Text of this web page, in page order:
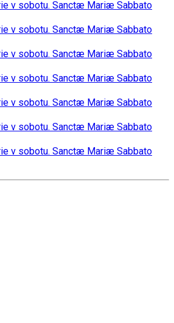
v sobotu. Sanctæ Mariæ Sabbato
v sobotu. Sanctæ Mariæ Sabbato
v sobotu. Sanctæ Mariæ Sabbato
v sobotu. Sanctæ Mariæ Sabbato
v sobotu. Sanctæ Mariæ Sabbato
v sobotu. Sanctæ Mariæ Sabbato
v sobotu. Sanctæ Mariæ Sabbato